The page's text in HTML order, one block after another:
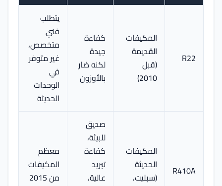
R22
المكيفات
القديمة
(قبل
2010)
كفاءة
جيدة
لكنه ضار
بالأوزون
يتطلب
فني
متخصص،
غير متوفر
في
الوحدات
الحديثة
R410A
المكيفات
الحديثة
(سبليت،
صديق
للبيئة،
كفاءة
تبريد
عالية،
معظم
المكيفات
من 2015